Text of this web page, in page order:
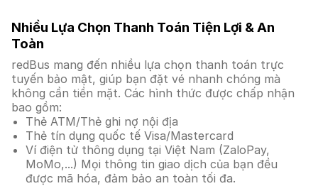
Nhiều Lựa Chọn Thanh Toán Tiện Lợi & An
Toàn
redBus mang đến nhiều lựa chọn thanh toán trực
tuyến bảo mật, giúp bạn đặt vé nhanh chóng mà
không cần tiền mặt. Các hình thức được chấp nhận
bao gồm:
Thẻ ATM/Thẻ ghi nợ nội địa
Thẻ tín dụng quốc tế Visa/Mastercard
Ví điện tử thông dụng tại Việt Nam (ZaloPay,
MoMo,...) Mọi thông tin giao dịch của bạn đều
được mã hóa, đảm bảo an toàn tối đa.